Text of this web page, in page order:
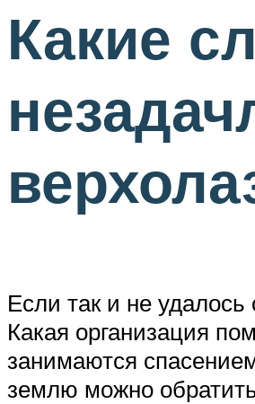
Какие
Если так и не
Какая организация
занимаются
землю можно